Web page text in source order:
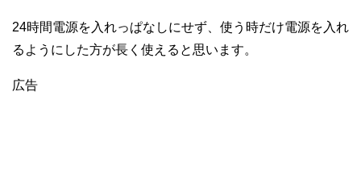
24時間電源を入れっぱなしにせず、使う時だけ電源を入れ
るようにした方が長く使えると思います。
広告